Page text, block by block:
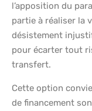
l’apposition du
partie à réaliser la
désistement
pour écarter tout
transfert.
Cette option
de financement